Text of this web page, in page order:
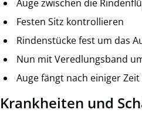
Auge zwischen die
Festen Sitz kontrollieren
Rindenstücke fest um das
Nun mit Veredlungsband
Auge fängt nach einiger
Krankheiten und